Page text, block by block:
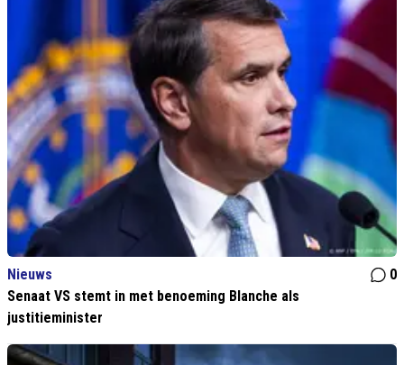
Nieuws
0
Senaat VS stemt in met benoeming Blanche als
justitieminister